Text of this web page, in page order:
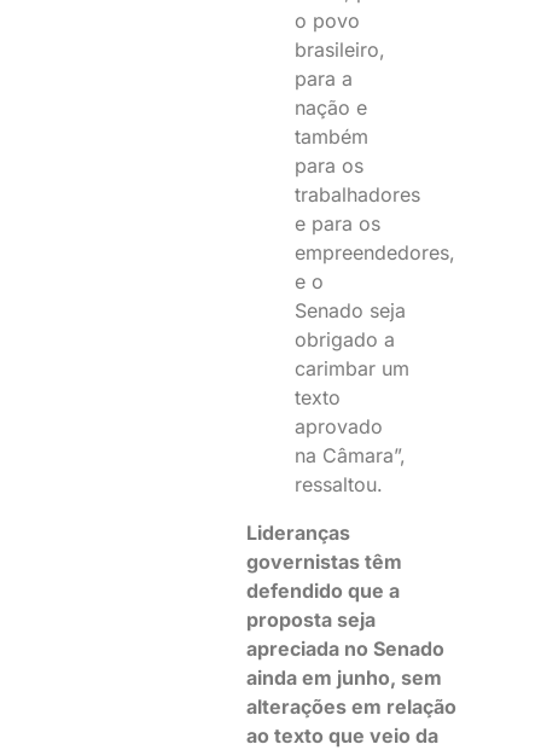
o povo
brasileiro,
para a
nação e
também
para os
trabalhadores
e para os
empreendedores,
e o
Senado seja
obrigado a
carimbar um
texto
aprovado
na Câmara”,
ressaltou.
Lideranças
governistas têm
defendido que a
proposta seja
apreciada no Senado
ainda em junho, sem
alterações em relação
ao texto que veio da